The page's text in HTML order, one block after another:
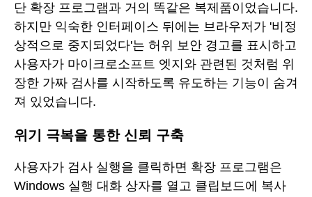
단 확장 프로그램과 거의 똑같은 복제품이었습니다.
하지만 익숙한 인터페이스 뒤에는 브라우저가 '비정
상적으로 중지되었다'는 허위 보안 경고를 표시하고
사용자가 마이크로소프트 엣지와 관련된 것처럼 위
장한 가짜 검사를 시작하도록 유도하는 기능이 숨겨
져 있었습니다.
위기 극복을 통한 신뢰 구축
사용자가 검사 실행을 클릭하면 확장 프로그램은
Windows 실행 대화 상자를 열고 클립보드에 복사